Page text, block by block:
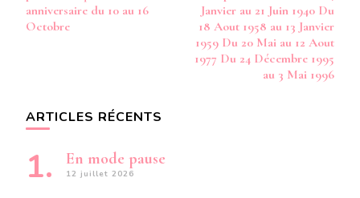
anniversaire du 10 au 16
Octobre
Janvier au 21 Juin 1940 Du
18 Aout 1958 au 13 Janvier
1959 Du 20 Mai au 12 Aout
1977 Du 24 Décembre 1995
au 3 Mai 1996
ARTICLES RÉCENTS
En mode pause
12 juillet 2026